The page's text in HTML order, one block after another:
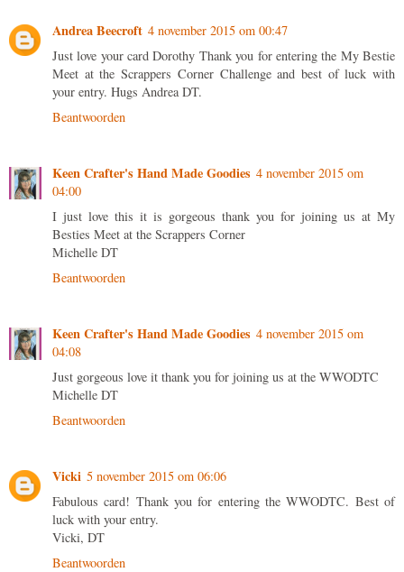
Andrea Beecroft 4 november 2015 om 00:47
Just love your card Dorothy Thank you for entering the My Bestie
Meet at the Scrappers Corner Challenge and best of luck with
your entry. Hugs Andrea DT.
Beantwoorden
Keen Crafter's Hand Made Goodies 4 november 2015 om
04:00
I just love this it is gorgeous thank you for joining us at My
Besties Meet at the Scrappers Corner
Michelle DT
Beantwoorden
Keen Crafter's Hand Made Goodies 4 november 2015 om
04:08
Just gorgeous love it thank you for joining us at the WWODTC
Michelle DT
Beantwoorden
Vicki 5 november 2015 om 06:06
Fabulous card! Thank you for entering the WWODTC. Best of
luck with your entry.
Vicki, DT
Beantwoorden